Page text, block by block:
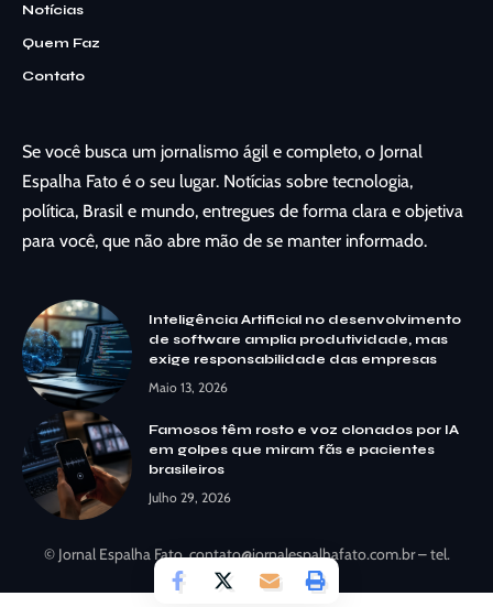
Notícias
Quem Faz
Contato
Se você busca um jornalismo ágil e completo, o Jornal
Espalha Fato é o seu lugar. Notícias sobre tecnologia,
política, Brasil e mundo, entregues de forma clara e objetiva
para você, que não abre mão de se manter informado.
Inteligência Artificial no desenvolvimento
de software amplia produtividade, mas
exige responsabilidade das empresas
Maio 13, 2026
Famosos têm rosto e voz clonados por IA
em golpes que miram fãs e pacientes
brasileiros
Julho 29, 2026
© Jornal Espalha Fato.contato@jornalespalhafato.com.br– tel.
(11)91754-6532